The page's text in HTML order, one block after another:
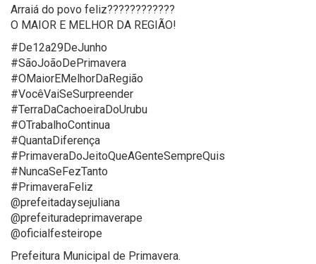
Arraiá do povo feliz????????????
O MAIOR E MELHOR DA REGIÃO!
#De12a29DeJunho
#SãoJoãoDePrimavera
#OMaiorEMelhorDaRegião
#VocêVaiSeSurpreender
#TerraDaCachoeiraDoUrubu
#OTrabalhoContinua
#QuantaDiferença
#PrimaveraDoJeitoQueAGenteSempreQuis
#NuncaSeFezTanto
#PrimaveraFeliz
@prefeitadaysejuliana
@prefeituradeprimaverape
@oficialfesteirope
Prefeitura Municipal de Primavera.